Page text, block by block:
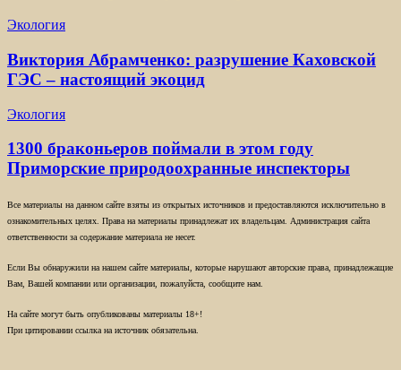
Экология
Виктория Абрамченко: разрушение Каховской
ГЭС – настоящий экоцид
Экология
1300 браконьеров поймали в этом году
Приморские природоохранные инспекторы
Все материалы на данном сайте взяты из открытых источников и предоставляются исключительно в
ознакомительных целях. Права на материалы принадлежат их владельцам. Администрация сайта
ответственности за содержание материала не несет.
Если Вы обнаружили на нашем сайте материалы, которые нарушают авторские права, принадлежащие
Вам, Вашей компании или организации, пожалуйста, сообщите нам.
На сайте могут быть опубликованы материалы 18+!
При цитировании ссылка на источник обязательна.